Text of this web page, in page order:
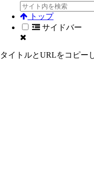
トップ
サイドバー
タイトルとURLをコピー